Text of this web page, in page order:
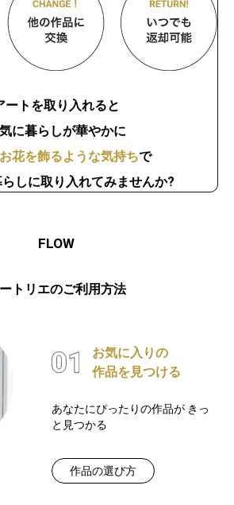
ートを取り入れると
に暮らしが華やかに
花を飾るような気持ちで
しに取り入れてみませんか?
FLOW
トリエのご利用方法
お気に入りの
作品を見つける
あなたにぴったりの作品が きっ
と見つかる
作品の選び方